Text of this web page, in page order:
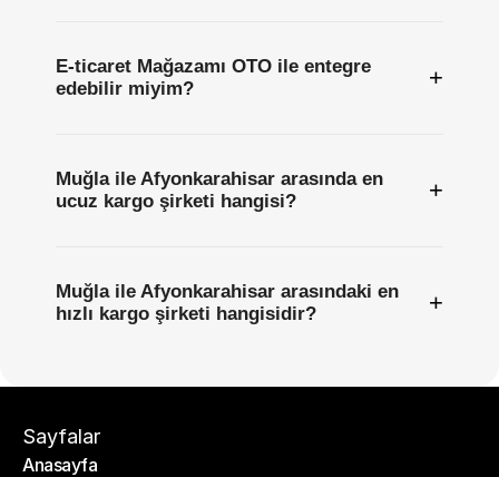
E-ticaret Mağazamı OTO ile entegre
edebilir miyim?
+
Muğla ile Afyonkarahisar arasında en
ucuz kargo şirketi hangisi?
+
Muğla ile Afyonkarahisar arasındaki en
hızlı kargo şirketi hangisidir?
+
Sayfalar
Anasayfa